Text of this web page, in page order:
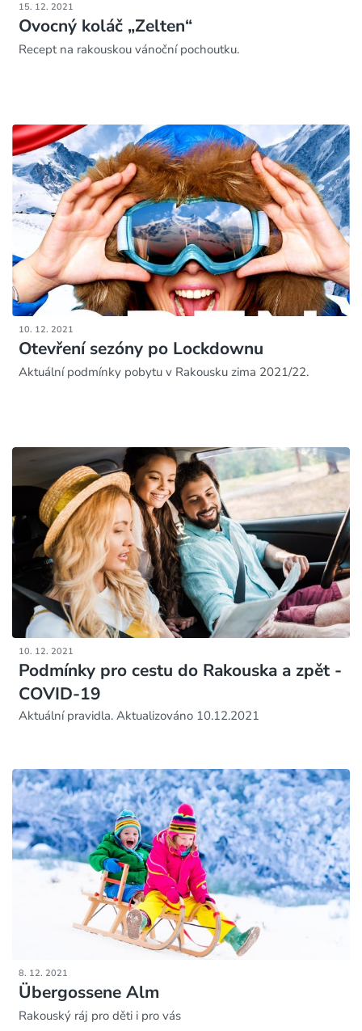
15. 12. 2021
Ovocný koláč „Zelten“
Recept na rakouskou vánoční pochoutku.
10. 12. 2021
Otevření sezóny po Lockdownu
Aktuální podmínky pobytu v Rakousku zima 2021/22.
10. 12. 2021
Podmínky pro cestu do Rakouska a zpět -
COVID-19
Aktuální pravidla. Aktualizováno 10.12.2021
8. 12. 2021
Übergossene Alm
Rakouský ráj pro děti i pro vás